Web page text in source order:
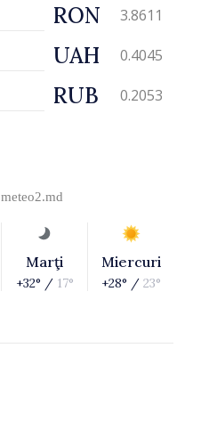
RON 3.8611
UAH 0.4045
RUB 0.2053
meteo2.md
Marţi
+32° / 17°
Miercuri
+28° / 23°